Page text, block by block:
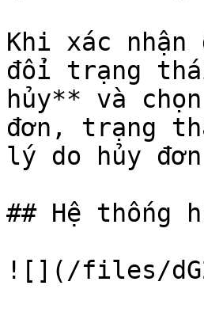
Khi xác nhận
đổi trạng
hủy** và
đơn, trạng
lý do hủy
## Hệ thống
![](/files/